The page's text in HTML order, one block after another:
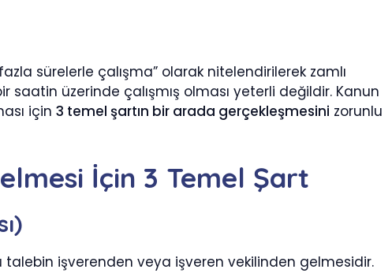
sürelerle çalışma” olarak nitelendirilerek zamlı
üzerinde çalışmış olması yeterli değildir. Kanun
için 3 temel şartın bir arada gerçekleşmesini zorunlu
İçin 3 Temel Şart
talebin işverenden veya işveren vekilinden gelmesidir.